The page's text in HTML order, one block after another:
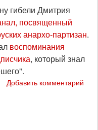
гибели Дмитрия
посвященный
анархо-партизан.
воспоминания
, который знал
Добавить комментарий